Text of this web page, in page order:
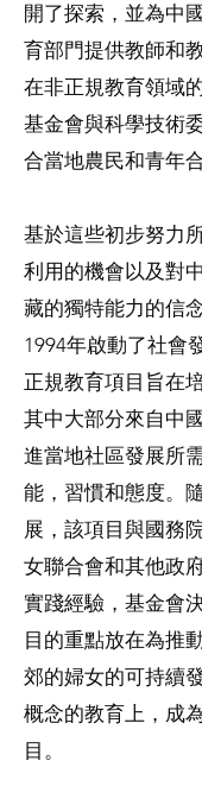
開了探索，並為中
育部門提供教師和
在非正規教育領域
基金會與科學技術
合當地農民和青年
基於這些初步努力
利用的機會以及對
藏的獨特能力的信
1994年啟動了社會
正規教育項目旨
其中大部分來自中
進當地社區發展所
能，習慣和態度。
展，該項目與國務
女聯合會和其他政
實踐經驗，基金會
目的重點放在為推
郊的婦女的可持續
概念的教育上，成
目。